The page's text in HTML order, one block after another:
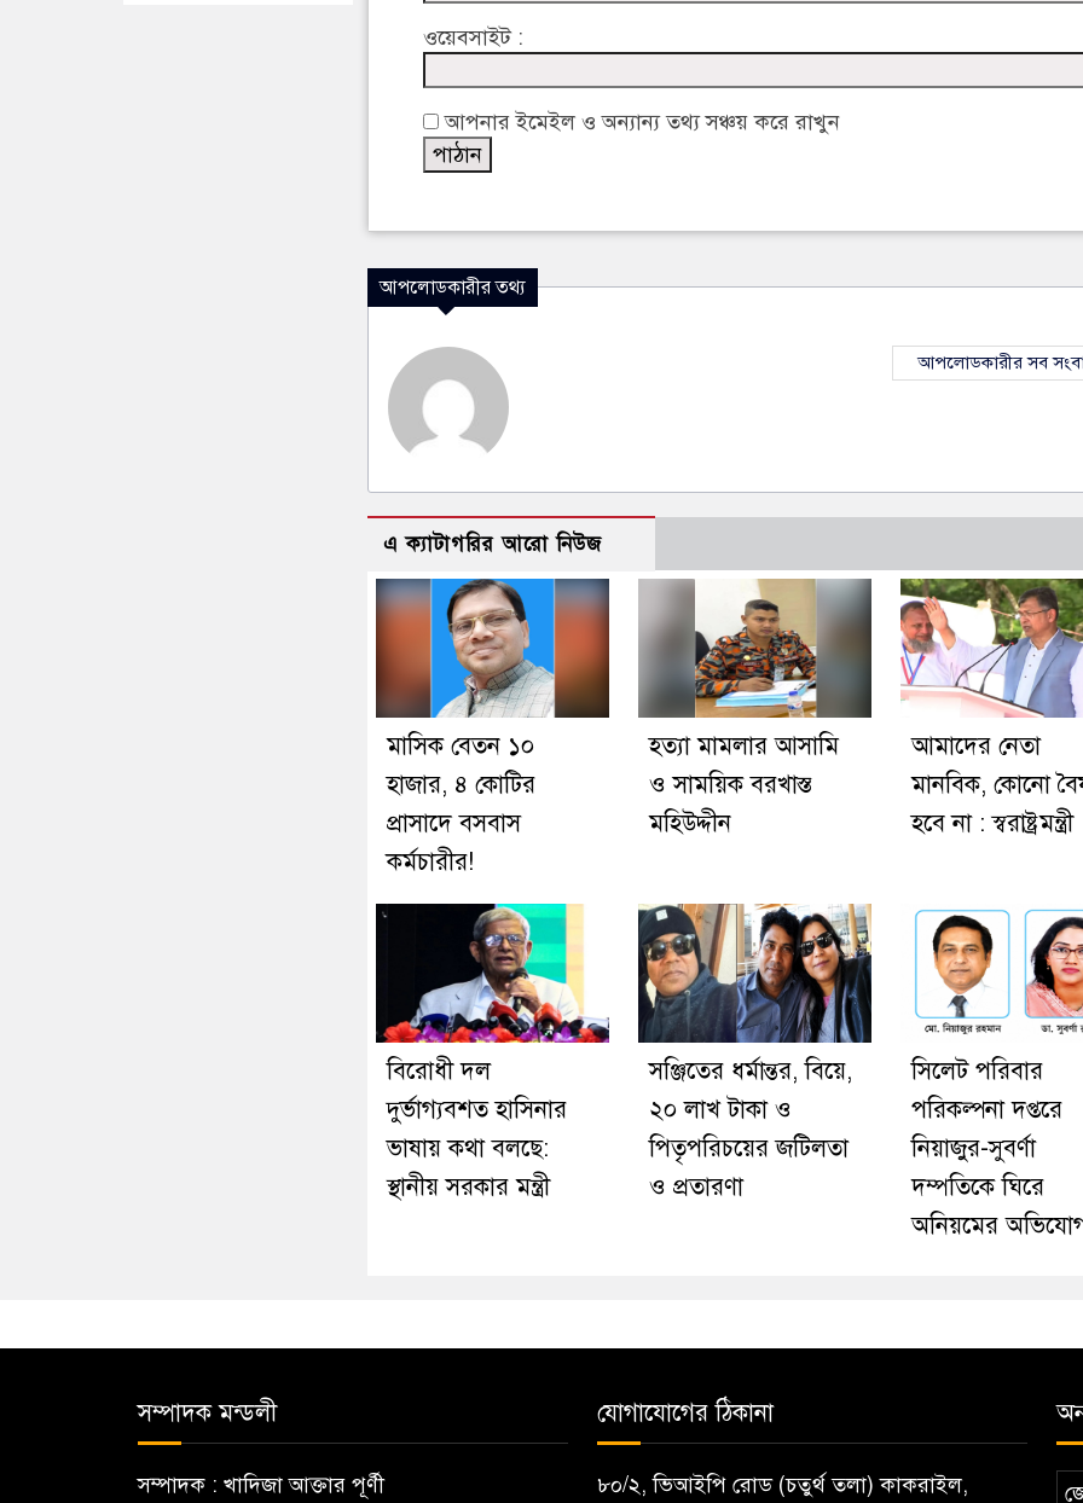
ওয়েবসাইট :
আপনার ইমেইল ও অন্যান্য তথ্য সঞ্চয় করে রাখুন
আপলোডকারীর তথ্য
আপলোডকারীর সব
এ ক্যাটাগরির আরো নিউজ
মাসিক বেতন ১০
হাজার, ৪ কোটির
প্রাসাদে বসবাস
কর্মচারীর!
হত্যা মামলার আসামি
ও সাময়িক বরখাস্ত
মহিউদ্দীন
আমাদের নেতা
মানবিক, কোনো
হবে না : স্বরাষ্ট্রমন্ত্রী
বিরোধী দল
দুর্ভাগ্যবশত হাসিনার
ভাষায় কথা বলছে:
স্থানীয় সরকার মন্ত্রী
সঞ্জিতের ধর্মান্তর, বিয়ে,
২০ লাখ টাকা ও
পিতৃপরিচয়ের জটিলতা
ও প্রতারণা
সিলেট পরিবার
পরিকল্পনা দপ্তরে
নিয়াজুর-সুবর্ণা
দম্পতিকে ঘিরে
অনিয়মের
সম্পাদক মন্ডলী
সম্পাদক : খাদিজা আক্তার পূর্ণী
যোগাযোগের ঠিকানা
৮০/২, ভিআইপি রোড (চতুর্থ তলা) কাকরাইল,